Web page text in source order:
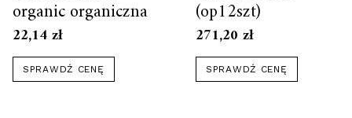
organic organiczna
22,14zł
SPRAWDŹ CENĘ
(op12szt)
271,20 zł
SPRAWDŹ CENĘ